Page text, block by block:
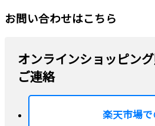
お問い合わせはこちら
オンラインショッピン
ご連絡
楽天市場